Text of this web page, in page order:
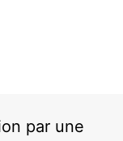
par une